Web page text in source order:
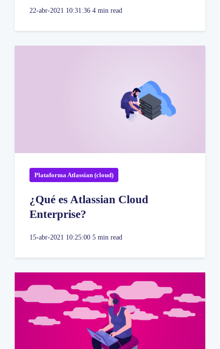
22-abr-2021 10:31:36 4 min read
Plataforma Atlassian (cloud)
¿Qué es Atlassian Cloud
Enterprise?
15-abr-2021 10:25:00 5 min read